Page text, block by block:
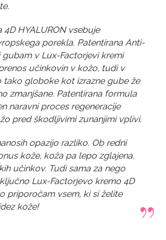
HYALURON vsebuje
porekla. Patentirana Anti-
v Lux-Factorjevi kremi
učinkovin v kožo, tudi v
tako globoke kot izrazne gube že
zmanjšane. Patentirana formula
naravni proces regeneracije
pred škodljivimi zunanjimi vplivi.
opazijo razliko. Ob redni
kože, koža pa lepo zglajena.
učinkov. Tudi sama za nego
Lux-Factorjevo kremo 4D
priporočam vsem, ki si želite
kože!